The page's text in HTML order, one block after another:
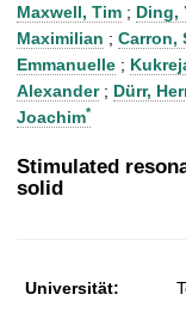
Maxwell, Tim ; Ding,
Maximilian ; Carron,
Emmanuelle ;
Alexander; Dürr,
Joachim*
Stimulated
solid
Universität: